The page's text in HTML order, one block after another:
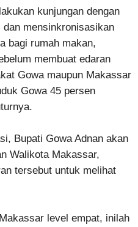
kunjungan dengan
mensinkronisasikan
bagi rumah makan,
membuat edaran
Gowa maupun Makassar
Gowa 45 persen
Bupati Gowa Adnan akan
Walikota Makassar,
tersebut untuk melihat
level empat, inilah